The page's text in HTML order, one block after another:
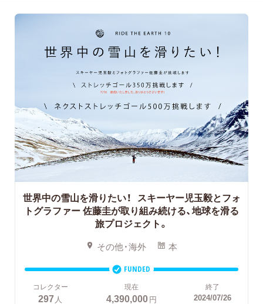
世界中の雪山を滑りたい！ スキーヤー児玉毅とフォ
トグラファー 佐藤圭が取り組み続ける、地球を滑る
旅プロジェクト。
その他・海外 本
FUNDED
コレクター
297 人
現在
4,390,000円
終了
2024/07/26